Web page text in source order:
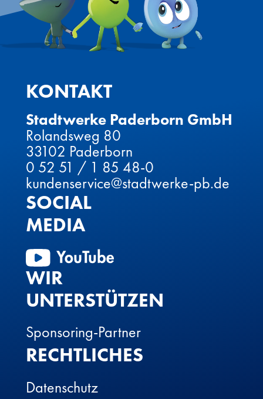
KONTAKT
Stadtwerke Paderborn GmbH
Rolandsweg 80
33102 Paderborn
0 52 51 / 1 85 48-0
kundenservice@stadtwerke-pb.de
SOCIAL
MEDIA
WIR
UNTERSTÜTZEN
Sponsoring-Partner
RECHTLICHES
Datenschutz